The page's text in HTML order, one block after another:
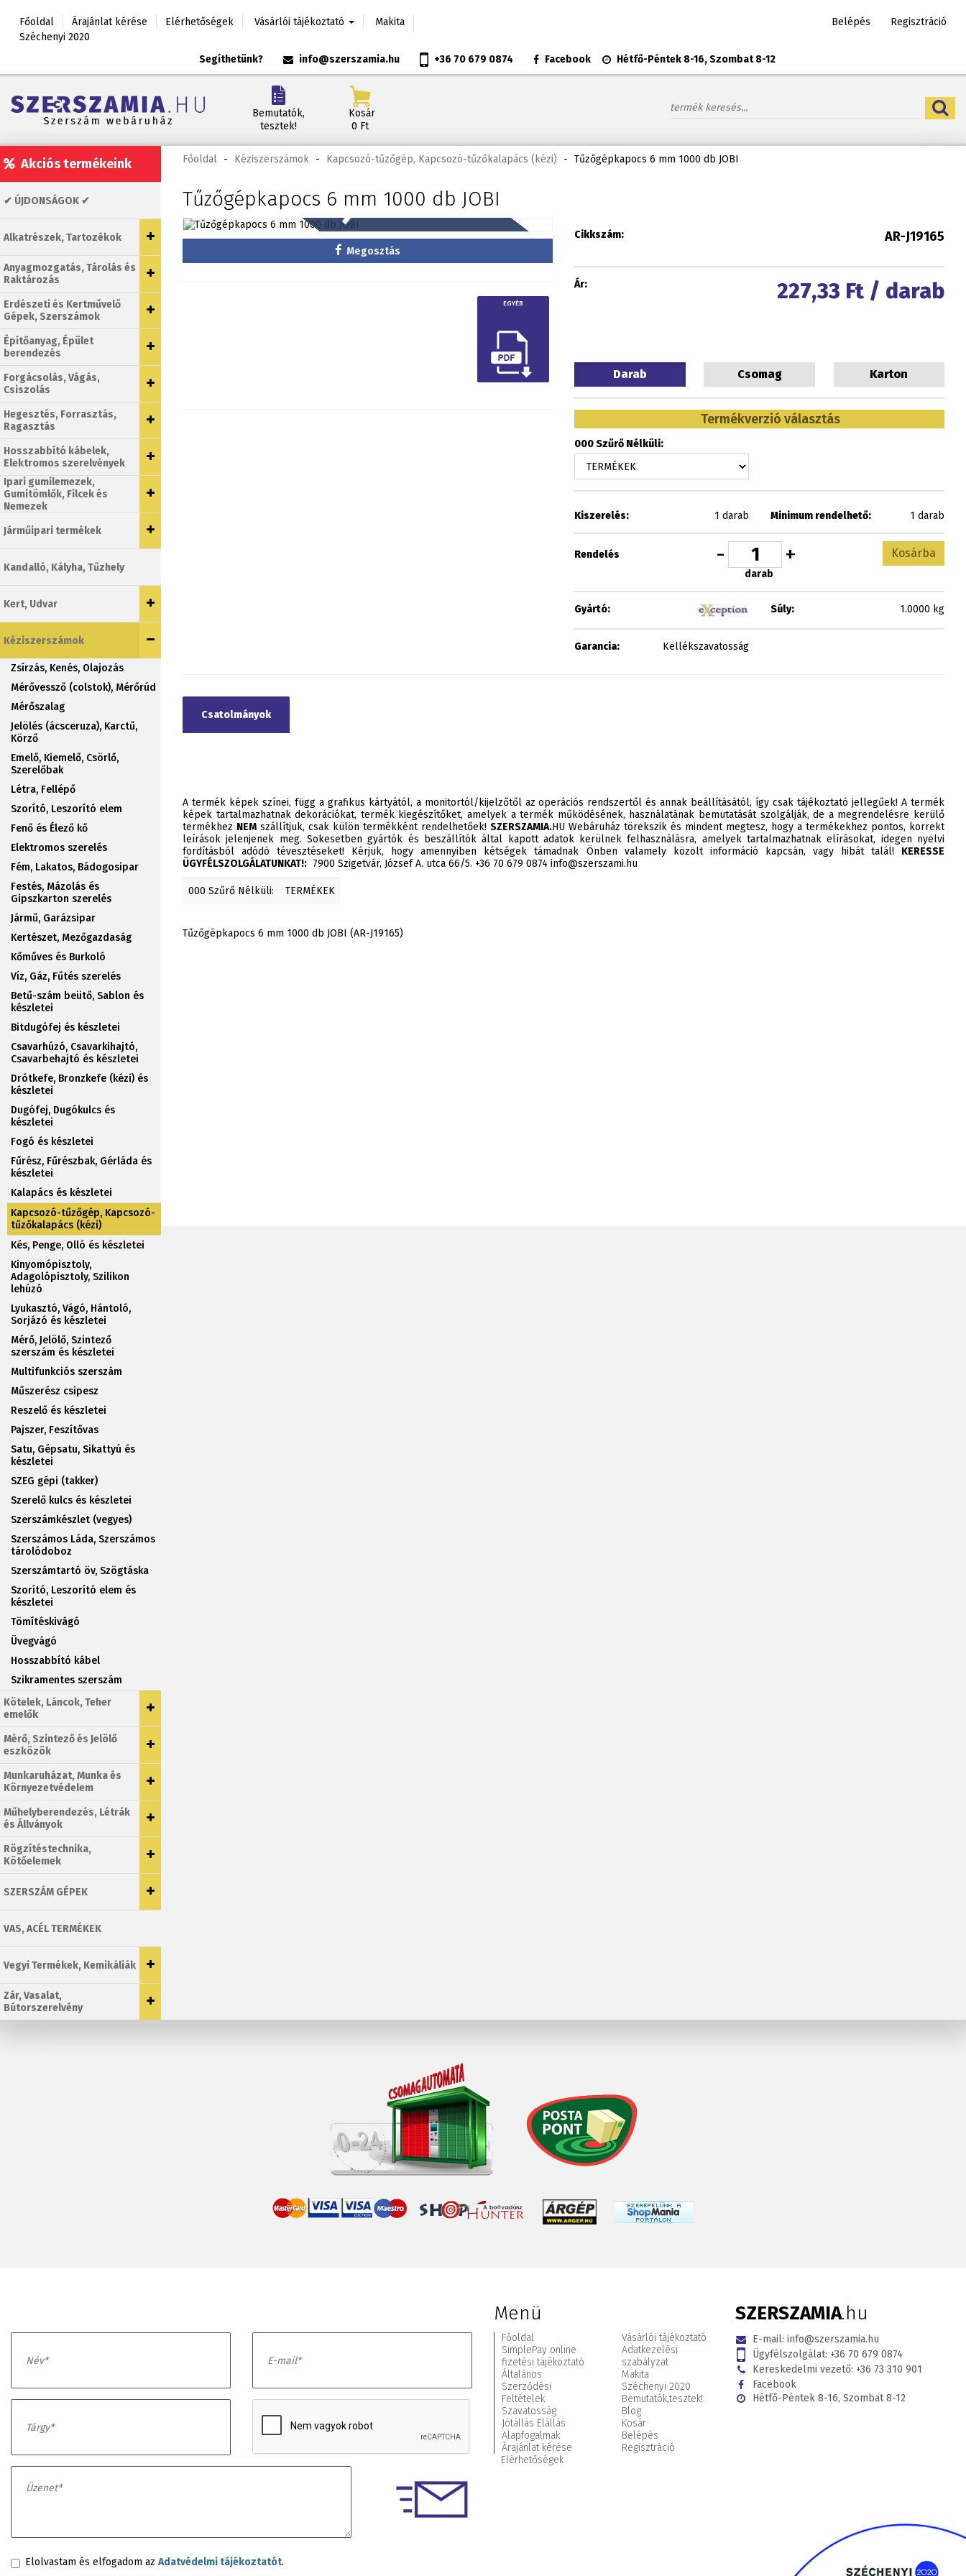
Főoldal Árajánlat kérése Elérhetőségek Vásárlói tájékoztató
Makita
Széchenyi 2020
Belépés Regisztráció
Segíthetünk? info@szerszamia.hu +36 70 679 0874 Facebook Hétfő-Péntek 8-16, Szombat 8-12
Bemutatók,
tesztek!
Kosár
0 Ft
Akciós termékeink
✔ ÚJDONSÁGOK ✔
Alkatrészek, Tartozékok
Anyagmozgatás, Tárolás és
Raktározás
Erdészeti és Kertművelő
Gépek, Szerszámok
Építőanyag, Épület
berendezés
Forgácsolás, Vágás,
Csiszolás
Hegesztés, Forrasztás,
Ragasztás
Hosszabbító kábelek,
Elektromos szerelvények
Ipari gumilemezek,
Gumitömlők, Filcek és
Nemezek
Járműipari termékek
Kandalló, Kályha, Tűzhely
Kert, Udvar
Kéziszerszámok
Zsírzás, Kenés, Olajozás
Mérővessző (colstok), Mérőrúd
Mérőszalag
Jelölés (ácsceruza), Karctű,
Körző
Emelő, Kiemelő, Csörlő,
Szerelőbak
Létra, Fellépő
Szorító, Leszorító elem
Fenő és Élező kő
Elektromos szerelés
Fém, Lakatos, Bádogosipar
Festés, Mázolás és
Gipszkarton szerelés
Jármű, Garázsipar
Kertészet, Mezőgazdaság
Kőműves és Burkoló
Víz, Gáz, Fűtés szerelés
Betű-szám beütő, Sablon és
készletei
Bitdugófej és készletei
Csavarhúzó, Csavarkihajtó,
Csavarbehajtó és készletei
Drótkefe, Bronzkefe (kézi) és
készletei
Dugófej, Dugókulcs és
készletei
Fogó és készletei
Fűrész, Fűrészbak, Gérláda és
készletei
Kalapács és készletei
Kapcsozó-tűzőgép, Kapcsozó-
tűzőkalapács (kézi)
Kés, Penge, Olló és készletei
Kinyomópisztoly,
Adagolópisztoly, Szilikon
lehúzó
Lyukasztó, Vágó, Hántoló,
Sorjázó és készletei
Mérő, Jelölő, Szintező
szerszám és készletei
Multifunkciós szerszám
Műszerész csipesz
Reszelő és készletei
Pajszer, Feszítővas
Satu, Gépsatu, Sikattyú és
készletei
SZEG gépi (takker)
Szerelő kulcs és készletei
Szerszámkészlet (vegyes)
Szerszámos Láda, Szerszámos
tárolódoboz
Szerszámtartó öv, Szögtáska
Szorító, Leszorító elem és
készletei
Tömítéskivágó
Üvegvágó
Hosszabbító kábel
Szikramentes szerszám
Kötelek, Láncok, Teher
emelők
Mérő, Szintező és Jelölő
eszközök
Munkaruházat, Munka és
Környezetvédelem
Műhelyberendezés, Létrák
és Állványok
Rögzítéstechnika,
Kötőelemek
SZERSZÁM GÉPEK
VAS, ACÉL TERMÉKEK
Vegyi Termékek, Kemikáliák
Zár, Vasalat,
Bútorszerelvény
Főoldal - Kéziszerszámok - Kapcsozó-tűzőgép, Kapcsozó-tűzőkalapács (kézi) - Tűzőgépkapocs 6 mm 1000 db JOBI
Tűzőgépkapocs 6 mm 1000 db JOBI
Megosztás
EGYÉB
Cikkszám: AR-J19165
Ár: 227,33 Ft / darab
Darab Csomag Karton
Termékverzió választás
000 Szűrő Nélküli:
Kiszerelés: 1 darab Minimum rendelhető: 1 darab
Rendelés - +
darab
Kosárba
Gyártó: Súly: 1.0000 kg
Garancia: Kellékszavatosság
Csatolmányok
A termék képek színei, függ a grafikus kártyától, a monitortól/kijelzőtől az operációs rendszertől és annak beállításától, így csak tájékoztató jellegűek! A termék
képek tartalmazhatnak dekorációkat, termék kiegészítőket, amelyek a termék működésének, használatának bemutatását szolgálják, de a megrendelésre kerülő
termékhez NEM szállítjuk, csak külön termékként rendelhetőek! SZERSZAMIA.HU Webáruház törekszik és mindent megtesz, hogy a termékekhez pontos, korrekt
leírások jelenjenek meg. Sokesetben gyártók és beszállítók által kapott adatok kerülnek felhasználásra, amelyek tartalmazhatnak elírásokat, idegen nyelvi
fordításból adódó tévesztéseket! Kérjük, hogy amennyiben kétségek támadnak Önben valamely közölt információ kapcsán, vagy hibát talál! KERESSE
ÜGYFÉLSZOLGÁLATUNKAT!: 7900 Szigetvár, József A. utca 66/5. +36 70 679 0874 info@szerszami.hu
000 Szűrő Nélküli: TERMÉKEK
Tűzőgépkapocs 6 mm 1000 db JOBI (AR-J19165)
Elolvastam és elfogadom az Adatvédelmi tájékoztatót.
Menü
Főoldal
SimplePay online
fizetési tájékoztató
Általános
Szerződési
Feltételek
Szavatosság
Jótállás Elállás
Alapfogalmak
Árajánlat kérése
Elérhetőségek
Vásárlói tájékoztató
Adatkezelési
szabályzat
Makita
Széchenyi 2020
Bemutatók,tesztek!
Blog
Kosár
Belépés
Regisztráció
SZERSZAMIA.hu
E-mail: info@szerszamia.hu
Ügyfélszolgálat: +36 70 679 0874
Kereskedelmi vezető: +36 73 310 901
Facebook
Hétfő-Péntek 8-16, Szombat 8-12